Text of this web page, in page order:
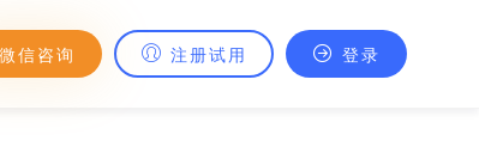
微信咨询 注册试用 登录